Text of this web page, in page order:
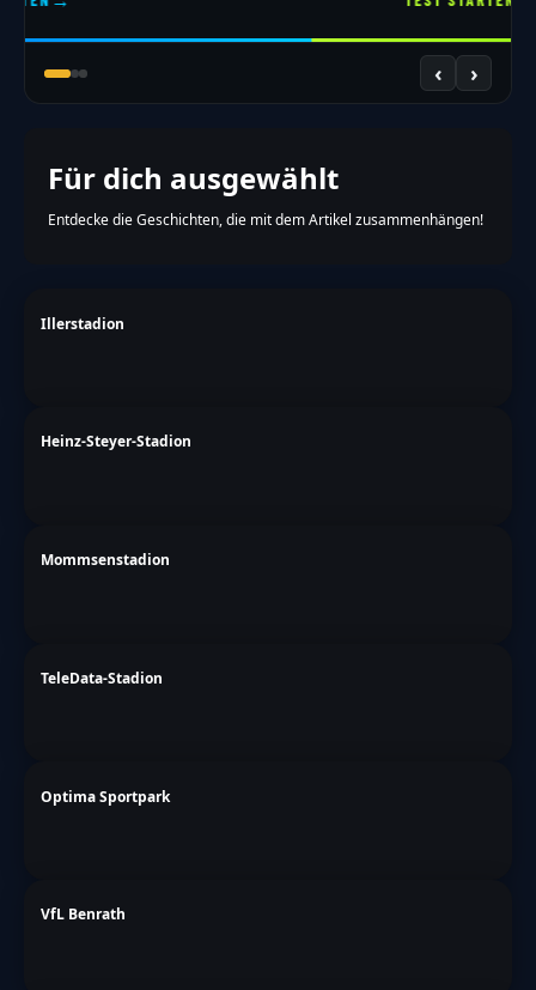
‹ ›
Für dich ausgewählt
Entdecke die Geschichten, die mit dem Artikel zusammenhängen!
Illerstadion
Heinz-Steyer-Stadion
Mommsenstadion
TeleData-Stadion
Optima Sportpark
VfL Benrath